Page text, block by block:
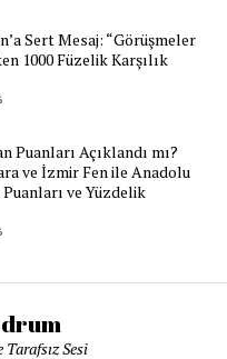
Sert Mesaj: “Görüşmeler
1000 Füzelik Karşılık
Puanları Açıklandı mı?
ve İzmir Fen ile Anadolu
ve Yüzdelik
Sesi